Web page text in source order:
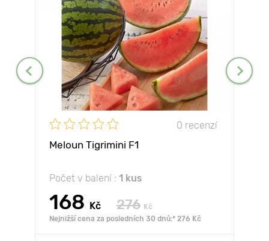
0 recenzí
Meloun Tigrimini F1
Počet v balení : 1 kus
168 Kč 276 Kč
Nejnižší cena za posledních 30 dnů:* 276 Kč